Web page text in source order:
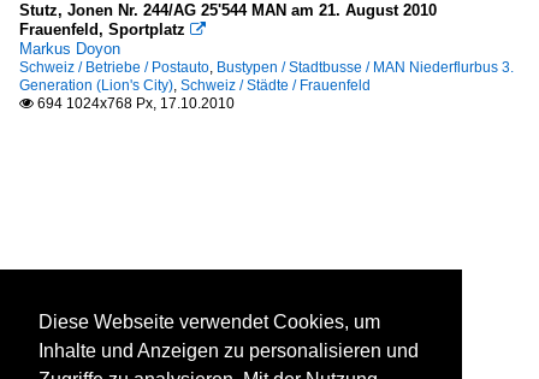
Stutz, Jonen Nr. 244/AG 25'544 MAN am 21. August 2010
Frauenfeld, Sportplatz 
Markus Doyon
Schweiz / Betriebe / Postauto, Bustypen / Stadtbusse / MAN Niederflurbus 3.
Generation (Lion's City), Schweiz / Städte / Frauenfeld
 694 1024x768 Px, 17.10.2010
Diese Webseite verwendet Cookies, um
Inhalte und Anzeigen zu personalisieren und